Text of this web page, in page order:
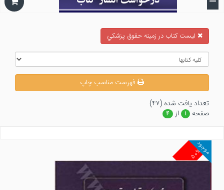
ليست كتاب در زمينه حقوق پزشكي
فهرست مناسب چاپ
تعداد يافت شده (۴۷)
صفحه
۱ از ۴
۵۰%
موجود